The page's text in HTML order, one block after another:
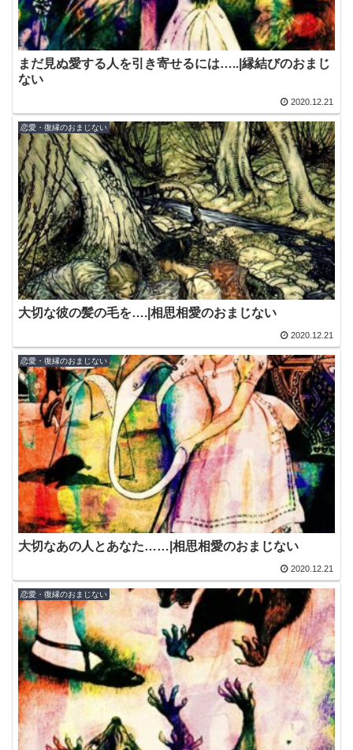
まだ見ぬ愛する人を引き寄せるには…..|縁結びのおまじ
ない
2020.12.21
恋愛・復縁のおまじない
大切な彼の髪の毛を….|相思相愛のおまじない
2020.12.21
恋愛・復縁のおまじない
大切なあの人とあなた……|相思相愛のおまじない
2020.12.21
恋愛・復縁のおまじない